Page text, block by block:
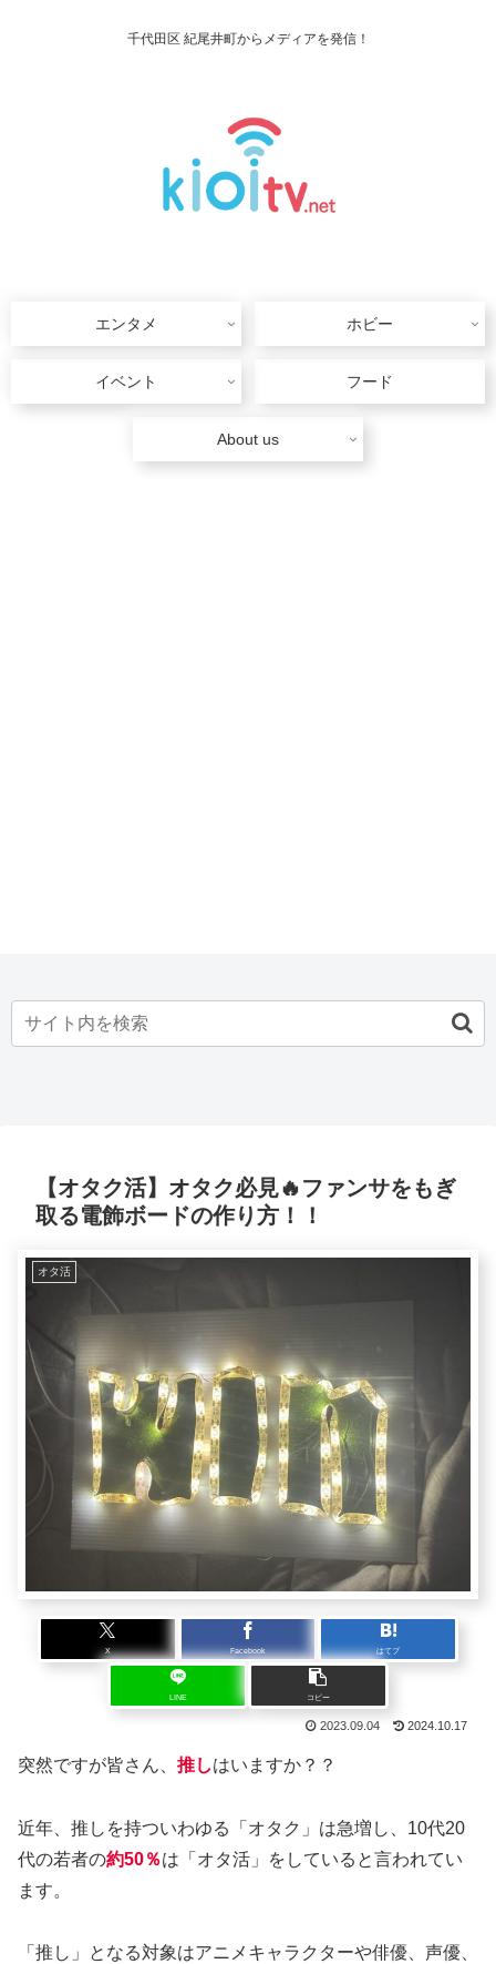
千代田区 紀尾井町からメディアを発信！
エンタメ ホビー
イベント フード
About us
【オタク活】オタク必見🔥ファンサをもぎ
取る電飾ボードの作り方！！
オタ活
X Facebook はてブ
LINE コピー
2023.09.04 2024.10.17
突然ですが皆さん、 推しはいますか？？
近年、推しを持ついわゆる「オタク」は急増し、10代20
代の若者の約50％は「オタ活」をしていると言われてい
ます。
「推し」となる対象はアニメキャラクターや俳優、声優、